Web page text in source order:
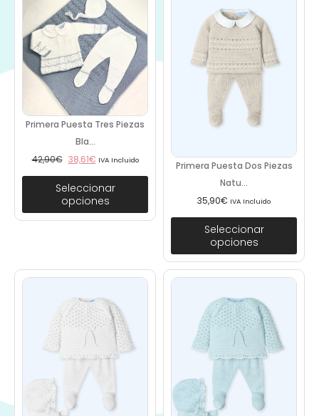
Primera Puesta Tres Piezas
Bla...
42,90€ 38,61€ IVA Incluido
Seleccionar
opciones
Primera Puesta Dos Piezas
Natu...
35,90€ IVA Incluido
Seleccionar
opciones